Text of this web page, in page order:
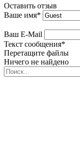
Оставить отзыв
Ваше имя*
Ваш E-Mail
Текст сообщения*
Перетащите файлы
Ничего не найдено